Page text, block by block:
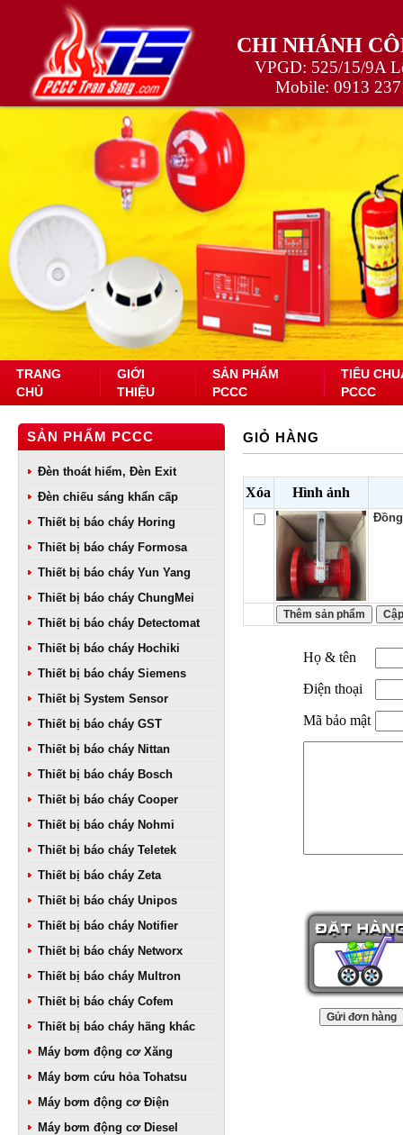
CHI NHÁNH
VPGD: 525/15/9A
Mobile: 0913
TRANG
CHỦ
GIỚI
THIỆU
SẢN PHẨM
PCCC
TIÊU
PCCC
SẢN PHẨM PCCC
Đèn thoát hiểm, Đèn Exit
Đèn chiếu sáng khẩn cấp
Thiết bị báo cháy Horing
Thiết bị báo cháy Formosa
Thiết bị báo cháy Yun Yang
Thiết bị báo cháy ChungMei
Thiết bị báo cháy Detectomat
Thiết bị báo cháy Hochiki
Thiết bị báo cháy Siemens
Thiết bị System Sensor
Thiết bị báo cháy GST
Thiết bị báo cháy Nittan
Thiết bị báo cháy Bosch
Thiết bị báo cháy Cooper
Thiết bị báo cháy Nohmi
Thiết bị báo cháy Teletek
Thiết bị báo cháy Zeta
Thiết bị báo cháy Unipos
Thiết bị báo cháy Notifier
Thiết bị báo cháy Networx
Thiết bị báo cháy Multron
Thiết bị báo cháy Cofem
Thiết bị báo cháy hãng khác
Máy bơm động cơ Xăng
Máy bơm cứu hỏa Tohatsu
Máy bơm động cơ Điện
Máy bơm động cơ Diesel
GIỎ HÀNG
Xóa Hình ảnh
Họ & tên
Điện thoại
Mã bảo mật